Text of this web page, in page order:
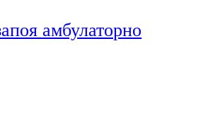
амбулаторно